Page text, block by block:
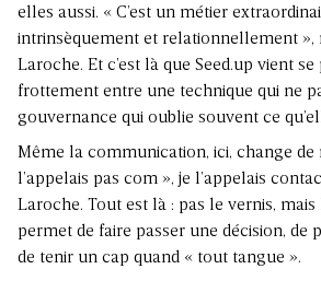
elles aussi. « C’est un métier
intrinsèquement et relationnellement »,
Laroche. Et c’est là que Seed.up vient
frottement entre une technique qui ne
gouvernance qui oublie souvent ce
Même la communication, ici, change de
l’appelais pas com », je l’appelais
Laroche. Tout est là : pas le vernis,
permet de faire passer une décision, de
de tenir un cap quand « tout tangue ».